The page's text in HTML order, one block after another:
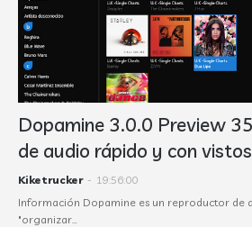
Dopamine 3.0.0 Preview
de audio rápido y con
Kiketrucker - 19:56:00
Información Dopamine es un reproductor de
"organizar…